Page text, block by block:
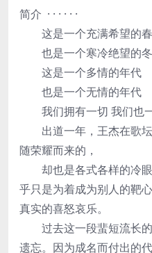
简介 · · · · · ·
这是一个充满希望的
也是一个寒冷绝望的
这是一个多情的年代
也是一个无情的年代
我们拥有一切 我们也
出道一年，王杰在歌坛
随荣耀而来的，
却也是各式各样的冷眼
乎只是为着成为别人的靶
真实的喜怒哀乐。
过去这一段蜚短流长的
遗忘。因为成名而付出的